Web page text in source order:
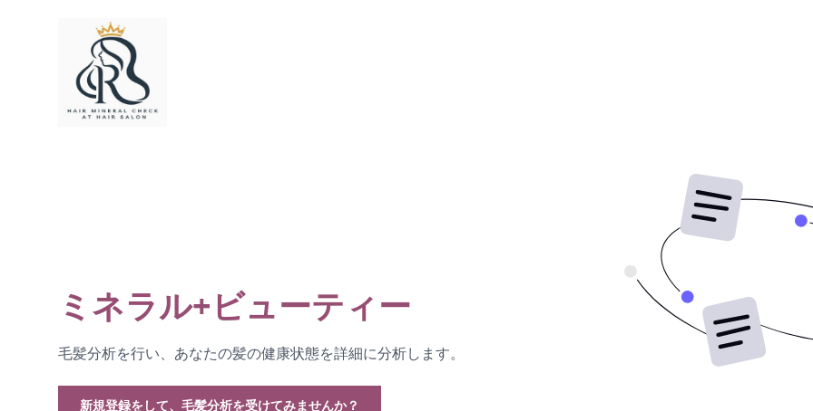
ミネラル+ビューティー
毛髪分析を行い、あなたの髪の健康状態を詳細に分析します。
新規登録をして、毛髪分析を受けてみませんか？